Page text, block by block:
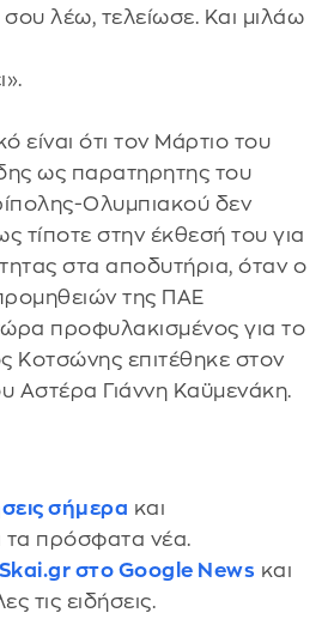
σου λέω, τελείωσε. Και μιλάω
είναι ότι τον Μάρτιο του
ως παρατηρητης του
Ολυμπιακού δεν
τίποτε στην έκθεσή του για
στα αποδυτήρια, όταν ο
της ΠΑΕ
προφυλακισμένος για το
Κοτσώνης επιτέθηκε στον
Αστέρα Γιάννη Καϋμενάκη.
σήμερα και
τα πρόσφατα νέα.
Skai.gr στο Google News και
τις ειδήσεις.